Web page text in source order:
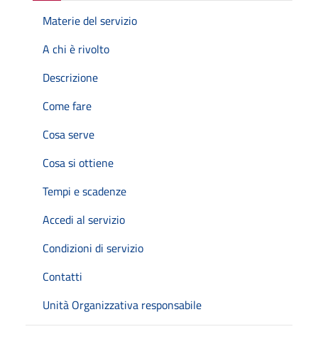
Materie del servizio
A chi è rivolto
Descrizione
Come fare
Cosa serve
Cosa si ottiene
Tempi e scadenze
Accedi al servizio
Condizioni di servizio
Contatti
Unità Organizzativa responsabile